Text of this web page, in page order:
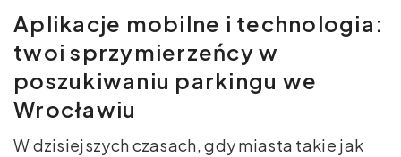
Aplikacje mobilne i technologia:
twoi sprzymierzeńcy w
poszukiwaniu parkingu we
Wrocławiu
W dzisiejszych czasach, gdy miasta takie jak